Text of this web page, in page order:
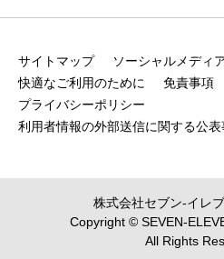
サイトマップ
ソーシャルメディ
快適なご利用のために
免責事項
プライバシーポリシー
利用者情報の外部送信に関する公表
株式会社セブン‐イレ
Copyright © SEVEN-
All Rights